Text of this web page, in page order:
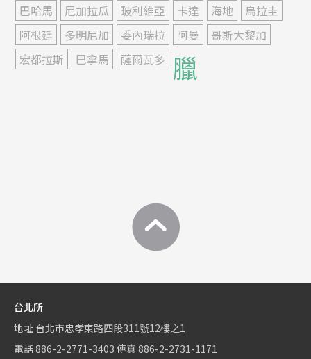
巴哈馬
尼加拉瓜 玻利維亞 卡達 海地
烏拉圭
阿根廷
多明尼加 委內瑞拉 阿曼
哥斯大黎加
宏都拉斯
巴拿馬 薩爾瓦多 臘
台北所
地址 台北市忠孝東路四段311號12樓之1
電話886-2-2771-3403 傳真 886-2-2731-1171